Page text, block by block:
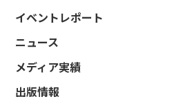
イベントレポート
ニュース
メディア実績
出版情報